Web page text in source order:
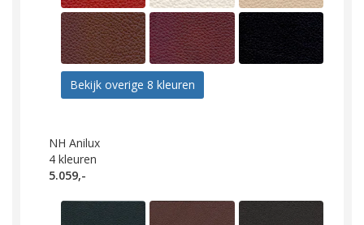
Bekijk overige 8 kleuren
NH Anilux
4 kleuren
5.059,-